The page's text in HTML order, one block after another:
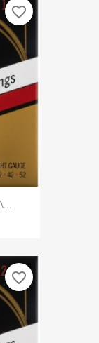
favorite_border
favorite_border